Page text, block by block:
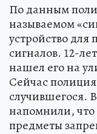
По данным
называемом
устройство
сигналов. 12-
нашел его на
Сейчас полиция
случившегося.
напомнили, что
предметы